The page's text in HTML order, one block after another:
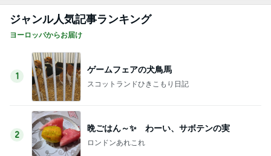
ジャンル人気記事ランキング
ヨーロッパからお届け
1
ゲームフェアの犬鳥馬
スコットランドひきこもり日記
2
晩ごはん～✨ わーい、サボテンの実
ロンドンあれこれ